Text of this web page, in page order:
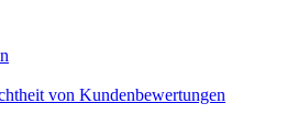
von Kundenbewertungen